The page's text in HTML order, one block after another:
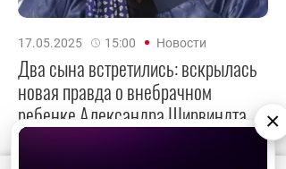
17.05.2025 15:00 Новости
Два сына встретились: вскрылась
новая правда о внебрачном
ребенке Александра Ширвиндта
Артист до конца жизни официально так и
×